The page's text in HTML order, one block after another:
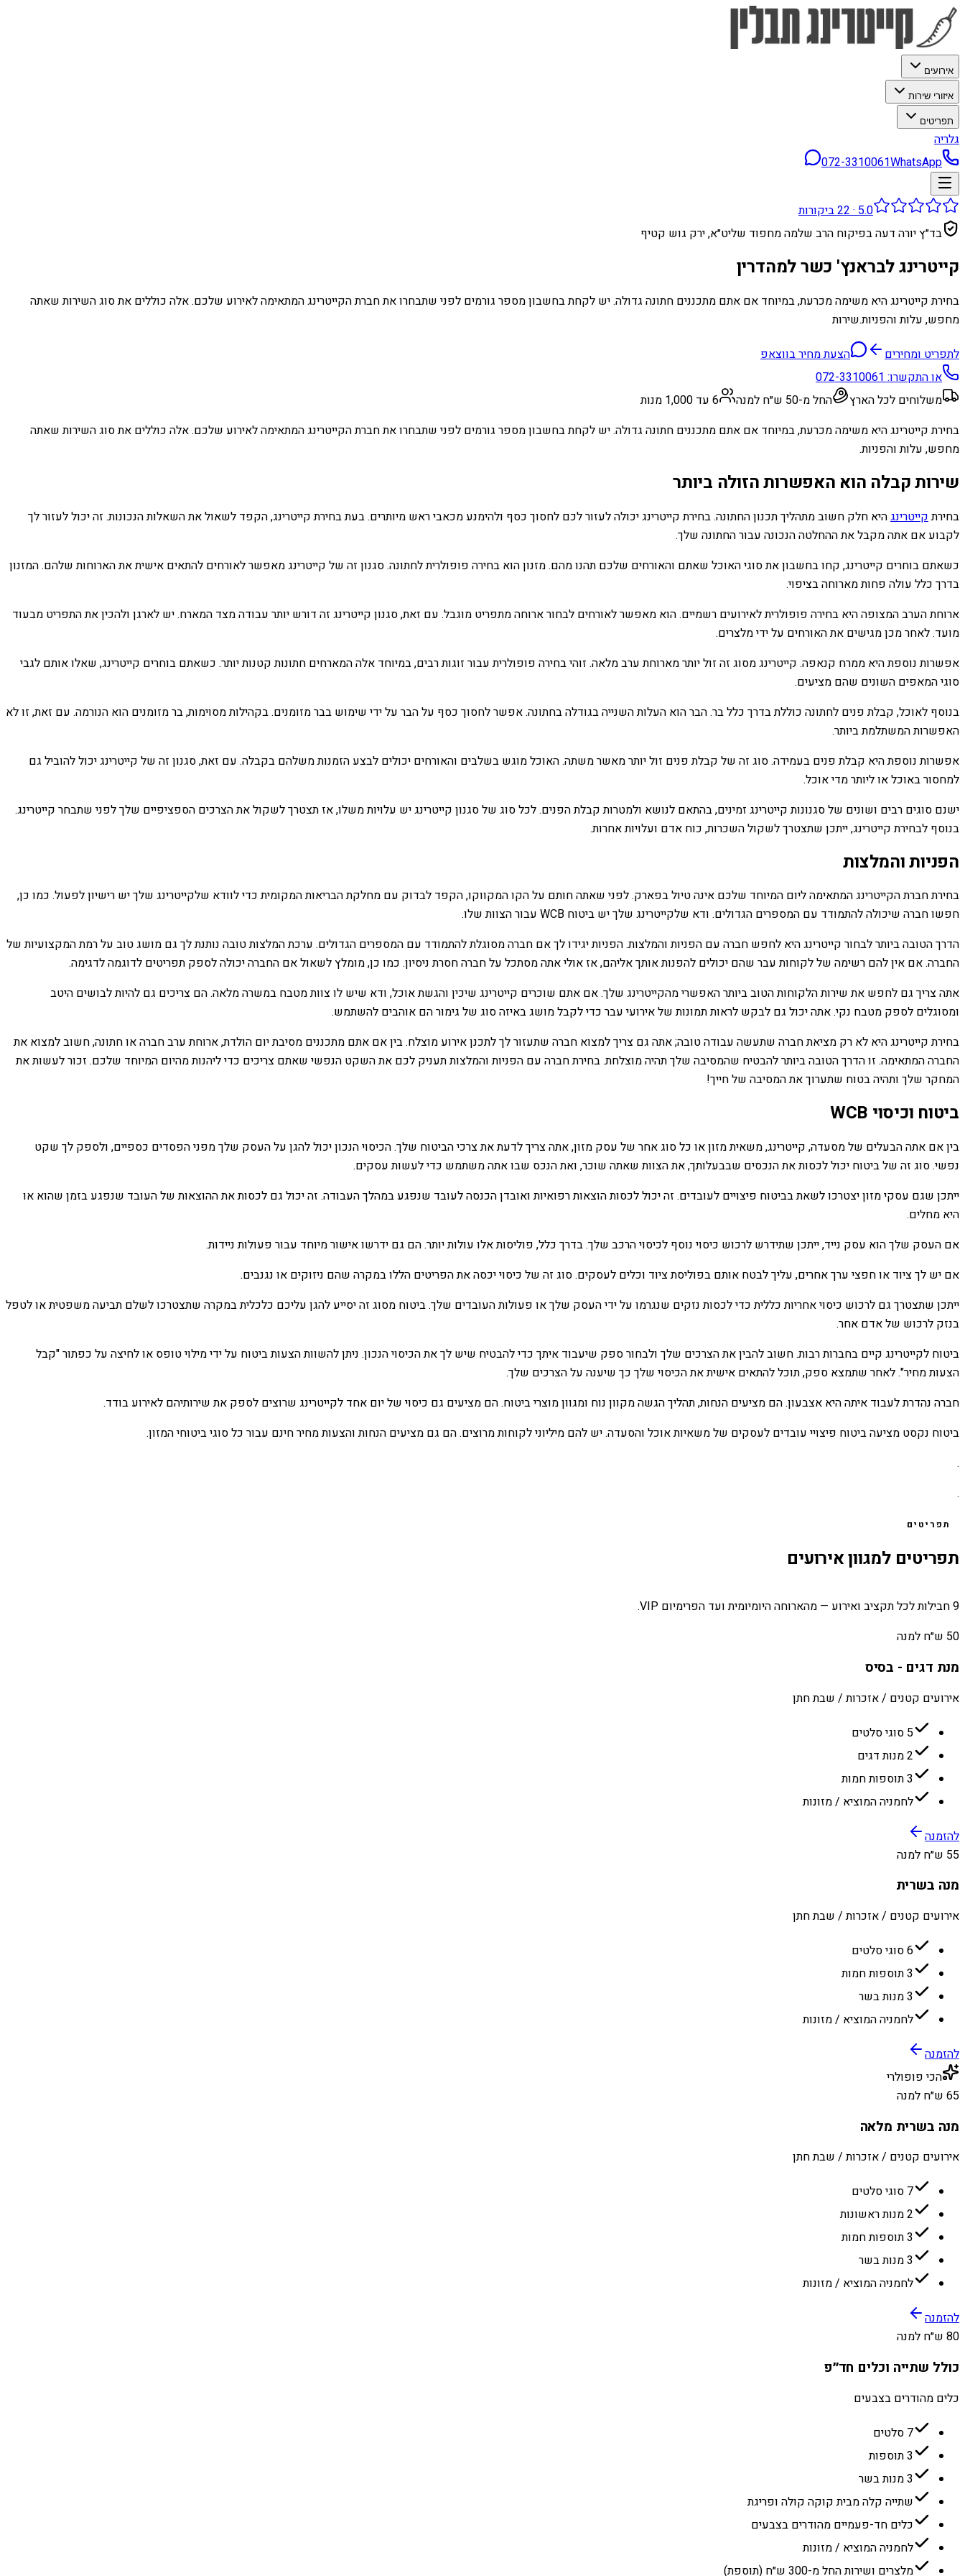
אירועים
איזורי שירות
תפריטים
גלריה
072-3310061WhatsApp
5.0
·
22ביקורות
בד״ץ יורה דעה בפיקוח הרב שלמה מחפוד שליט״א, ירק גוש קטיף
קייטרינג לבראנץ' כשר למהדרין
בחירת קייטרינג היא משימה מכרעת, במיוחד אם אתם מתכננים חתונה גדולה. יש לקחת בחשבון מספר גורמים לפני שתבחרו את חברת הקייטרינג המתאימה לאירוע שלכם. אלה כוללים את סוג השירות שאתה
מחפש, עלות והפניות.שירות
לתפריט ומחירים
הצעת מחיר בווצאפ
או התקשרו:072-3310061
משלוחים לכל הארץ
החל מ-50 ש״ח למנה
6 עד 1,000 מנות
בחירת קייטרינג היא משימה מכרעת, במיוחד אם אתם מתכננים חתונה גדולה. יש לקחת בחשבון מספר גורמים לפני שתבחרו את חברת הקייטרינג המתאימה לאירוע שלכם. אלה כוללים את סוג השירות שאתה
מחפש, עלות והפניות.
שירות קבלה הוא האפשרות הזולה ביותר
בחירתקייטרינגהיא חלק חשוב מתהליך תכנון החתונה. בחירת קייטרינג יכולה לעזור לכם לחסוך כסף ולהימנע מכאבי ראש מיותרים. בעת בחירת קייטרינג, הקפד לשאול את השאלות הנכונות. זה יכול לעזור לך
לקבוע אם אתה מקבל את ההחלטה הנכונה עבור החתונה שלך.
כשאתם בוחרים קייטרינג, קחו בחשבון את סוגי האוכל שאתם והאורחים שלכם תהנו מהם. מזנון הוא בחירה פופולרית לחתונה. סגנון זה של קייטרינג מאפשר לאורחים להתאים אישית את הארוחות שלהם. המזנון
בדרך כלל עולה פחות מארוחה בציפוי.
ארוחת הערב המצופה היא בחירה פופולרית לאירועים רשמיים. הוא מאפשר לאורחים לבחור ארוחה מתפריט מוגבל. עם זאת, סגנון קייטרינג זה דורש יותר עבודה מצד המארח. יש לארגן ולהכין את התפריט מבעוד
מועד. לאחר מכן מגישים את האורחים על ידי מלצרים.
אפשרות נוספת היא ממרח קנאפה. קייטרינג מסוג זה זול יותר מארוחת ערב מלאה. זוהי בחירה פופולרית עבור זוגות רבים, במיוחד אלה המארחים חתונות קטנות יותר. כשאתם בוחרים קייטרינג, שאלו אותם לגבי
סוגי המאפים השונים שהם מציעים.
בנוסף לאוכל, קבלת פנים לחתונה כוללת בדרך כלל בר. הבר הוא העלות השנייה בגודלה בחתונה. אפשר לחסוך כסף על הבר על ידי שימוש בבר מזומנים. בקהילות מסוימות, בר מזומנים הוא הנורמה. עם זאת, זו לא
האפשרות המשתלמת ביותר.
אפשרות נוספת היא קבלת פנים בעמידה. סוג זה של קבלת פנים זול יותר מאשר משתה. האוכל מוגש בשלבים והאורחים יכולים לבצע הזמנות משלהם בקבלה. עם זאת, סגנון זה של קייטרינג יכול להוביל גם
למחסור באוכל או ליותר מדי אוכל.
ישנם סוגים רבים ושונים של סגנונות קייטרינג זמינים, בהתאם לנושא ולמטרות קבלת הפנים. לכל סוג של סגנון קייטרינג יש עלויות משלו, אז תצטרך לשקול את הצרכים הספציפיים שלך לפני שתבחר קייטרינג.
בנוסף לבחירת קייטרינג, ייתכן שתצטרך לשקול השכרות, כוח אדם ועלויות אחרות.
הפניות והמלצות
בחירת חברת הקייטרינג המתאימה ליום המיוחד שלכם אינה טיול בפארק. לפני שאתה חותם על הקו המקווקו, הקפד לבדוק עם מחלקת הבריאות המקומית כדי לוודא שלקייטרינג שלך יש רישיון לפעול. כמו כן,
חפשו חברה שיכולה להתמודד עם המספרים הגדולים. ודא שלקייטרינג שלך יש ביטוח WCB עבור הצוות שלו.
הדרך הטובה ביותר לבחור קייטרינג היא לחפש חברה עם הפניות והמלצות. הפניות יגידו לך אם חברה מסוגלת להתמודד עם המספרים הגדולים. ערכת המלצות טובה נותנת לך גם מושג טוב על רמת המקצועיות של
החברה. אם אין להם רשימה של לקוחות עבר שהם יכולים להפנות אותך אליהם, אז אולי אתה מסתכל על חברה חסרת ניסיון. כמו כן, מומלץ לשאול אם החברה יכולה לספק תפריטים לדוגמה לדגימה.
אתה צריך גם לחפש את שירות הלקוחות הטוב ביותר האפשרי מהקייטרינג שלך. אם אתם שוכרים קייטרינג שיכין והגשת אוכל, ודא שיש לו צוות מטבח במשרה מלאה. הם צריכים גם להיות לבושים היטב
ומסוגלים לספק מטבח נקי. אתה יכול גם לבקש לראות תמונות של אירועי עבר כדי לקבל מושג באיזה סוג של גימור הם אוהבים להשתמש.
בחירת קייטרינג היא לא רק מציאת חברה שתעשה עבודה טובה; אתה גם צריך למצוא חברה שתעזור לך לתכנן אירוע מוצלח. בין אם אתם מתכננים מסיבת יום הולדת, ארוחת ערב חברה או חתונה, חשוב למצוא את
החברה המתאימה. זו הדרך הטובה ביותר להבטיח שהמסיבה שלך תהיה מוצלחת. בחירת חברה עם הפניות והמלצות תעניק לכם את השקט הנפשי שאתם צריכים כדי ליהנות מהיום המיוחד שלכם. זכור לעשות את
המחקר שלך ותהיה בטוח שתערוך את המסיבה של חייך!
ביטוח וכיסוי WCB
בין אם אתה הבעלים של מסעדה, קייטרינג, משאית מזון או כל סוג אחר של עסק מזון, אתה צריך לדעת את צרכי הביטוח שלך. הכיסוי הנכון יכול להגן על העסק שלך מפני הפסדים כספיים, ולספק לך שקט
נפשי. סוג זה של ביטוח יכול לכסות את הנכסים שבבעלותך, את הצוות שאתה שוכר, ואת הנכס שבו אתה משתמש כדי לעשות עסקים.
ייתכן שגם עסקי מזון יצטרכו לשאת בביטוח פיצויים לעובדים. זה יכול לכסות הוצאות רפואיות ואובדן הכנסה לעובד שנפגע במהלך העבודה. זה יכול גם לכסות את ההוצאות של העובד שנפגע בזמן שהוא או
היא מחלים.
אם העסק שלך הוא עסק נייד, ייתכן שתידרש לרכוש כיסוי נוסף לכיסוי הרכב שלך. בדרך כלל, פוליסות אלו עולות יותר. הם גם ידרשו אישור מיוחד עבור פעולות ניידות.
אם יש לך ציוד או חפצי ערך אחרים, עליך לבטח אותם בפוליסת ציוד וכלים לעסקים. סוג זה של כיסוי יכסה את הפריטים הללו במקרה שהם ניזוקים או נגנבים.
ייתכן שתצטרך גם לרכוש כיסוי אחריות כללית כדי לכסות נזקים שנגרמו על ידי העסק שלך או פעולות העובדים שלך. ביטוח מסוג זה יסייע להגן עליכם כלכלית במקרה שתצטרכו לשלם תביעה משפטית או לטפל
בנזק לרכוש של אדם אחר.
ביטוח לקייטרינג קיים בחברות רבות. חשוב להבין את הצרכים שלך ולבחור ספק שיעבוד איתך כדי להבטיח שיש לך את הכיסוי הנכון. ניתן להשוות הצעות ביטוח על ידי מילוי טופס או לחיצה על כפתור "קבל
הצעות מחיר". לאחר שתמצא ספק, תוכל להתאים אישית את הכיסוי שלך כך שיענה על הצרכים שלך.
חברה נהדרת לעבוד איתה היא אצבעון. הם מציעים הנחות, תהליך הגשה מקוון נוח ומגוון מוצרי ביטוח. הם מציעים גם כיסוי של יום אחד לקייטרינג שרוצים לספק את שירותיהם לאירוע בודד.
ביטוח נקסט מציעה ביטוח פיצויי עובדים לעסקים של משאיות אוכל והסעדה. יש להם מיליוני לקוחות מרוצים. הם גם מציעים הנחות והצעות מחיר חינם עבור כל סוגי ביטוחי המזון.
.
.
תפריטים
תפריטים למגוון אירועים
9 חבילות לכל תקציב ואירוע — מהארוחה היומיומית ועד הפרימיום VIP.
50 ש״ח למנה
מנת דגים - בסיס
אירועים קטנים / אזכרות / שבת חתן
5 סוגי סלטים
2 מנות דגים
3 תוספות חמות
לחמניה המוציא / מזונות
להזמנה
55 ש״ח למנה
מנה בשרית
אירועים קטנים / אזכרות / שבת חתן
6 סוגי סלטים
3 תוספות חמות
3 מנות בשר
לחמניה המוציא / מזונות
להזמנה
הכי פופולרי
65 ש״ח למנה
מנה בשרית מלאה
אירועים קטנים / אזכרות / שבת חתן
7 סוגי סלטים
2 מנות ראשונות
3 תוספות חמות
3 מנות בשר
לחמניה המוציא / מזונות
להזמנה
80 ש״ח למנה
כולל שתייה וכלים חד״פ
כלים מהודרים בצבעים
7 סלטים
3 תוספות
3 מנות בשר
שתייה קלה מבית קוקה קולה ופריגת
כלים חד-פעמיים מהודרים בצבעים
לחמניה המוציא / מזונות
מלצרים ושירות החל מ-300 ש״ח (תוספת)